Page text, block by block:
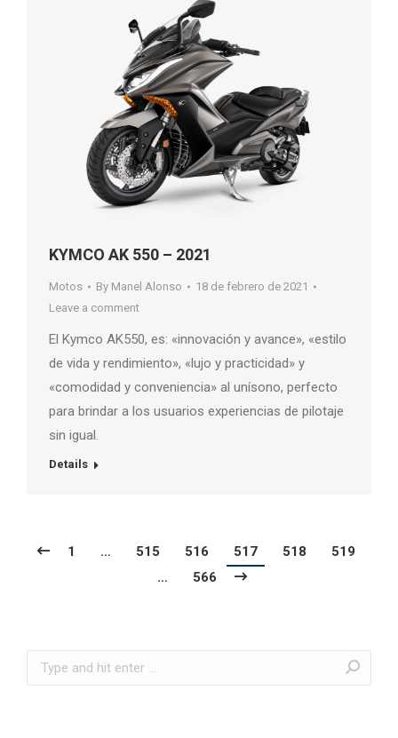
KYMCO AK 550 – 2021
Motos By Manel Alonso
18 de febrero de 2021
Leave a comment
El Kymco AK550, es: «innovación y avance», «estilo
de vida y rendimiento», «lujo y practicidad» y
«comodidad y conveniencia» al unísono, perfecto
para brindar a los usuarios experiencias de pilotaje
sin igual.
Details
1 … 515 516 517 518
519
…
566
Search: